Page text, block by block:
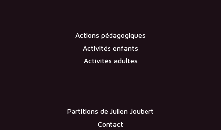
Actions pédagogiques
Activités enfants
Activités adultes
Partitions de Julien Joubert
Contact